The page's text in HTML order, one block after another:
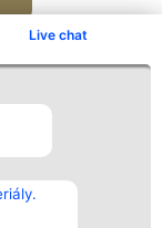
Live chat